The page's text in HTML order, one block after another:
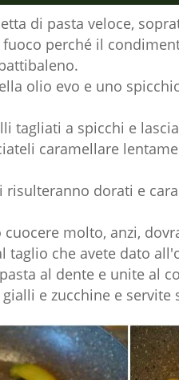
di pasta veloce,
perché il
olio evo e uno
tagliati a spicchi e
caramellare
dorati e
cuocere molto, anzi,
taglio che avete dato
al dente e unite al
e zucchine e